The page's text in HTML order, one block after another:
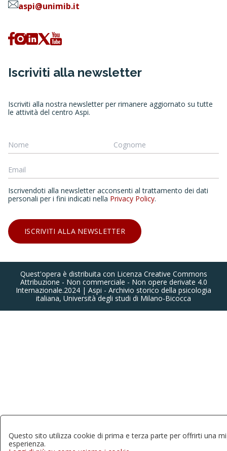
aspi@unimib.it
Iscriviti alla newsletter
Iscriviti alla nostra newsletter per rimanere aggiornato su tutte
le attività del centro Aspi.
Iscrivendoti alla newsletter acconsenti al trattamento dei dati
personali per i fini indicati nella Privacy Policy.
ISCRIVITI ALLA NEWSLETTER
Quest'opera è distribuita con Licenza Creative Commons
Attribuzione - Non commerciale - Non opere derivate 4.0
Internazionale.2024 | Aspi - Archivio storico della psicologia
italiana, Università degli studi di Milano-Bicocca
Questo sito utilizza cookie di prima e terza parte per offrirti una
esperienza.